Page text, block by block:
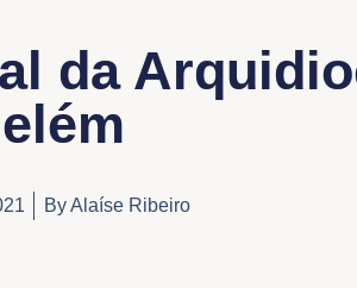
da
ByAlaíse Ribeiro